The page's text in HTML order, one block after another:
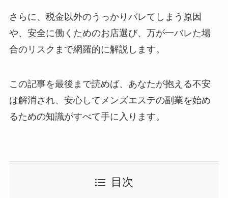
さらに、税金以外のうっかりバレてしまう原因
や、安全に働くためのお店選び、万が一バレた場
合のリスクまで網羅的に解説します。
この記事を最後まで読めば、あなたが抱える不安
は解消され、安心してメンズエステの副業を始め
るための知識がすべて手に入ります。
目次